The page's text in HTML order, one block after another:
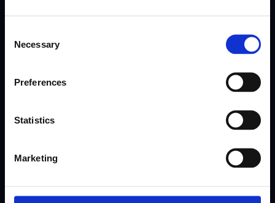
Selection
Necessary
Preferences
Statistics
Marketing
Присъединете се към над 10 000 лидери на FSM.
експерти. Ние намираме и съобщаваме за казуси,
истории за успех и наръчници за действие, които